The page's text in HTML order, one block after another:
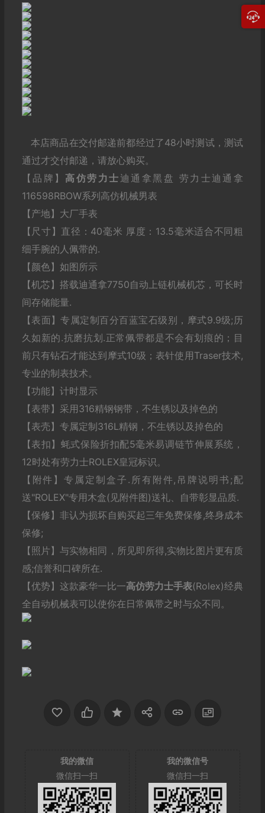
本店商品在交付邮递前都经过了48小时测试，测试
通过才交付邮递，请放心购买。
【品牌】 高仿劳力士 迪通拿黑盘 劳力士迪通拿
116598RBOW系列高仿机械男表
【产地】大厂手表
【尺寸】直径：40毫米 厚度：13.5毫米适合不同粗
细手腕的人佩带的.
【颜色】如图所示
【机芯】搭载迪通拿7750自动上链机械机芯，可长时
间存储能量.
【表面】专属定制百分百蓝宝石级别，摩式9.9级;历
久如新的.抗磨抗划.正常佩带都是不会有划痕的；目
前只有钻石才能达到摩式10级；表针使用Traser技术,
专业的制表技术。
【功能】计时显示
【表带】采用316精钢钢带，不生锈以及掉色的
【表壳】专属定制316L精钢，不生锈以及掉色的
【表扣】蚝式保险折扣配5毫米易调链节伸展系统，
12时处有劳力士ROLEX皇冠标识。
【附件】专属定制盒子.所有附件,吊牌说明书;配
送"ROLEX"专用木盒(见附件图)送礼、自带彰显品质.
【保修】非认为损坏自购买起三年免费保修,终身成本
保修;
【照片】与实物相同，所见即所得,实物比图片更有质
感;信誉和口碑所在.
【优势】这款豪华一比一高仿劳力士手表(Rolex)经典
全自动机械表可以使你在日常佩带之时与众不同。
我的微信
微信扫一扫
我的微信号
微信扫一扫